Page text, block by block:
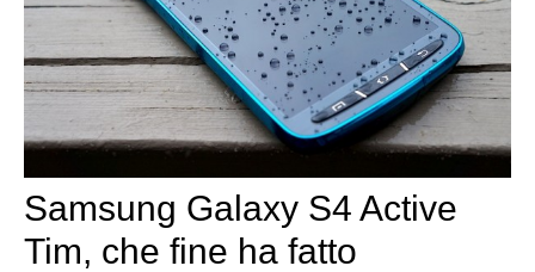
Samsung Galaxy S4 Active
Tim, che fine ha fatto